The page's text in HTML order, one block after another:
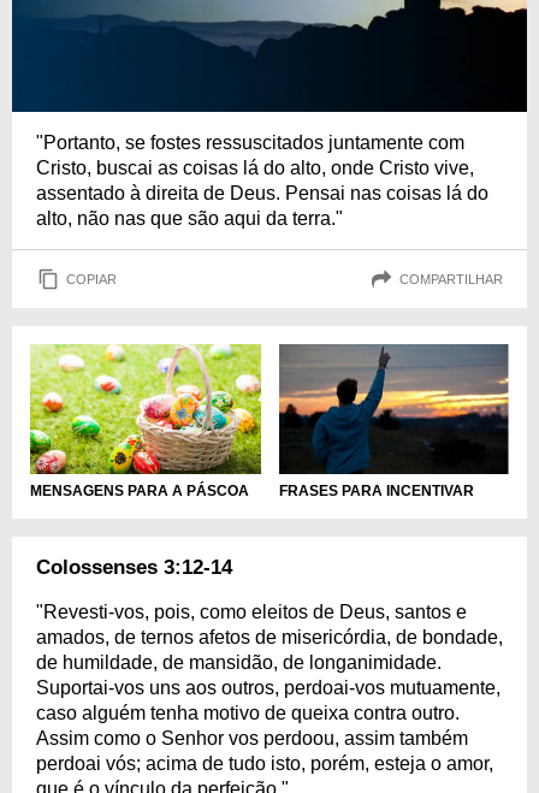
"Portanto, se fostes ressuscitados juntamente com
Cristo, buscai as coisas lá do alto, onde Cristo vive,
assentado à direita de Deus. Pensai nas coisas lá do
alto, não nas que são aqui da terra."
COPIAR COMPARTILHAR
MENSAGENS PARA A PÁSCOA FRASES PARA INCENTIVAR
Colossenses 3:12-14
"Revesti-vos, pois, como eleitos de Deus, santos e
amados, de ternos afetos de misericórdia, de bondade,
de humildade, de mansidão, de longanimidade.
Suportai-vos uns aos outros, perdoai-vos mutuamente,
caso alguém tenha motivo de queixa contra outro.
Assim como o Senhor vos perdoou, assim também
perdoai vós; acima de tudo isto, porém, esteja o amor,
que é o vínculo da perfeição."